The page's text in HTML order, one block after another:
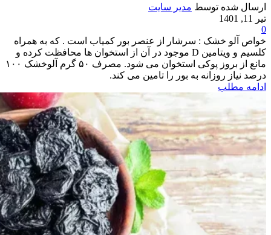
ارسال شده توسط مدیر سایت
تیر 11, 1401
0
خواص آلو خشک : سرشار از عنصر بور کمیاب است . که به همراه
کلسیم و ویتامین D موجود در آن از استخوان ها محافظت کرده و
مانع از بروز پوکی استخوان می شود. مصرف ۵۰ گرم آلوخشک ۱۰۰
درصد نیاز روزانه به بور را تامین می کند.
ادامه مطلب